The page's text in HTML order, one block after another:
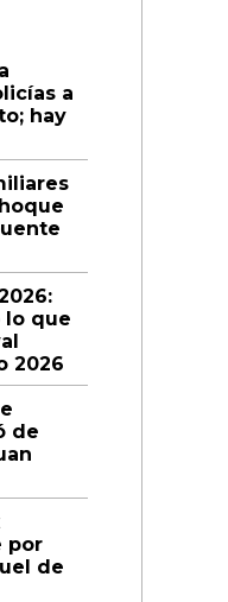
a
hay
lo que
2026
de
por
de